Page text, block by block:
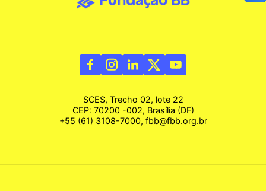
SCES, Trecho 02, lote 22
CEP: 70200 -002, Brasília (DF)
+55 (61) 3108-7000, fbb@fbb.org.br